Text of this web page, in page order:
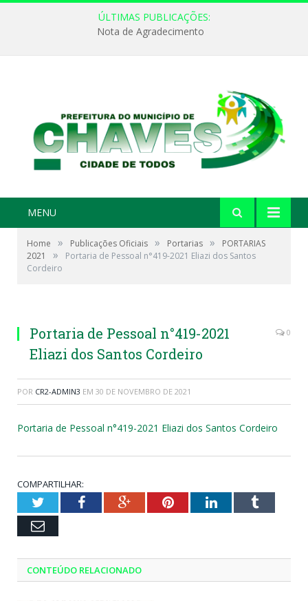
ÚLTIMAS PUBLICAÇÕES:
Nota de Agradecimento
MENU
Home » Publicações Oficiais » Portarias »
PORTARIAS
2021
»
Portaria de Pessoal n°419-2021 Eliazi dos Santos
Cordeiro
Portaria de Pessoal n°419-2021
Eliazi dos Santos Cordeiro
0
POR CR2-ADMIN3 EM 30 DE NOVEMBRO DE 2021
Portaria de Pessoal n°419-2021 Eliazi dos Santos Cordeiro
COMPARTILHAR:
TwitterFacebookGoogle+PinterestLinkedInTumblr
Email
CONTEÚDO RELACIONADO